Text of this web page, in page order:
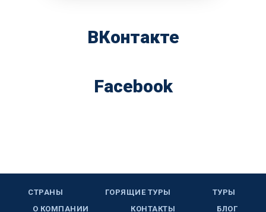
ВКонтакте
Facebook
СТРАНЫ ГОРЯЩИЕ ТУРЫ
ТУРЫ
О КОМПАНИИ
КОНТАКТЫ БЛОГ